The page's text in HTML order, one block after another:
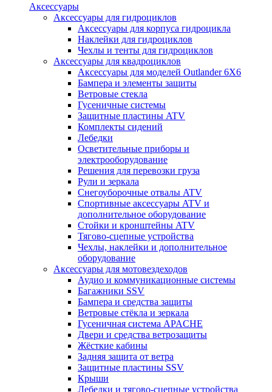
Аксессуары
Аксессуары для гидроциклов
Аксессуары для корпуса гидроцикла
Наклейки для гидроциклов
Чехлы и тенты для гидроциклов
Аксессуары для квадроциклов
Аксессуары для моделей Outlander 6X6
Бампера и элементы защиты
Ветровые стекла
Гусеничные системы
Защитные пластины ATV
Комплекты сидений
Лебедки
Осветительные приборы и
электрооборудование
Решения для перевозки груза
Рули и зеркала
Снегоуборочные отвалы ATV
Спортивные аксессуары ATV и
дополнительное оборудование
Стойки и кронштейны ATV
Тягово-сцепные устройства
Чехлы, наклейки и дополнительное
оборудование
Аксессуары для мотовездеходов
Аудио и коммуникационные системы
Багажники SSV
Бампера и средства защиты
Ветровые стёкла и зеркала
Гусеничная система APACHE
Двери и средства ветрозащиты
Жёсткие кабины
Задняя защита от ветра
Защитные пластины SSV
Крыши
Лебедки и тягово-сцепные устройства